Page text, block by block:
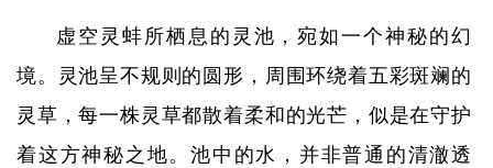
虚空灵蚌所栖息的灵池，宛如一个神秘的幻
境。灵池呈不规则的圆形，周围环绕着五彩斑斓的
灵草，每一株灵草都散着柔和的光芒，似是在守护
着这方神秘之地。池中的水，并非普通的清澈透